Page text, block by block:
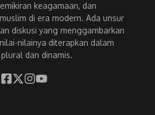
keagamaan, dan
di era modern. Ada unsur
diskusi yang menggambarkan
nilainya diterapkan dalam
dan dinamis.